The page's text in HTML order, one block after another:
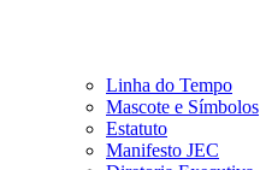
Linha do Tempo
Mascote e Símbolos
Estatuto
Manifesto JEC